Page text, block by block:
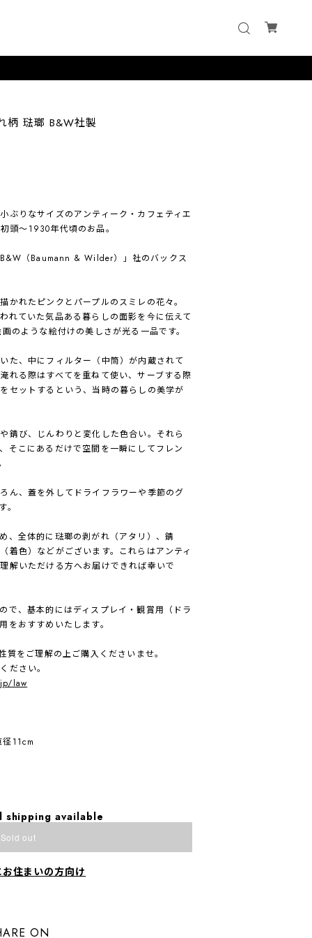
柄 琺瑯 B&W社製
ぶりなサイズのアンティーク・カフェティエ
頭〜1930年代頃のお品。
（Baumann & Wilder）」社のバックス
かれたピンクとパープルのスミレの花々。
れていた気品ある暮らしの面影を今に伝えて
のような絵付けの美しさが光る一品です。
た、中にフィルター（中筒）が内蔵されて
れる際はすべてを重ねて使い、サーブする際
セットするという、当時の暮らしの美学が
錆び、じんわりと変化した色合い。それら
そこにあるだけで空間を一瞬にしてフレン
ん、蓋を外してドライフラワーや季節のグ
、全体的に琺瑯の剥がれ（アタリ）、錆
着色）などがございます。これらはアンティ
解いただける方へお届けできれば幸いで
、基本的にはディスプレイ・観賞用（ドラ
をおすすめいたします。
をご理解の上ご購入くださいませ。
ださい。
law
11cm
shipping available
Sold out
住まいの方向け
ON